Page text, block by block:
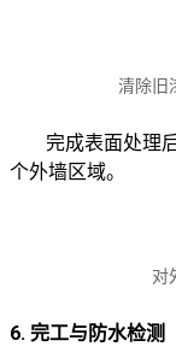
清除旧
完成表面处理
个外墙区域。
对
6. 完工与防水检测